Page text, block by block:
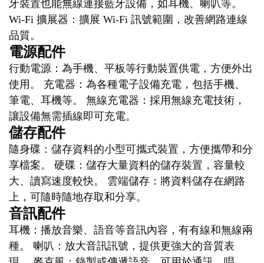
牙裝置也能無線連接藍牙設備，如耳機、喇叭等。
Wi-Fi 擴展器：擴展 Wi-Fi 訊號範圍，改善網路連線
品質。
電源配件
行動電源：為手機、平板等行動裝置供電，方便外出
使用。 充電器：為各種電子設備充電，包括手機、
筆電、耳機等。 無線充電器：採用無線充電技術，
讓設備無需插線即可充電。
儲存配件
隨身碟：儲存資料的小型可攜式裝置，方便攜帶和分
享檔案。 硬碟：儲存大量資料的儲存裝置，容量較
大、讀寫速度較快。 雲端儲存：將資料儲存在網路
上，可隨時隨地存取和分享。
音訊配件
耳機：播放音樂、語音等音訊內容，有有線和無線兩
種。 喇叭：放大音訊訊號，提供更強大的音質表